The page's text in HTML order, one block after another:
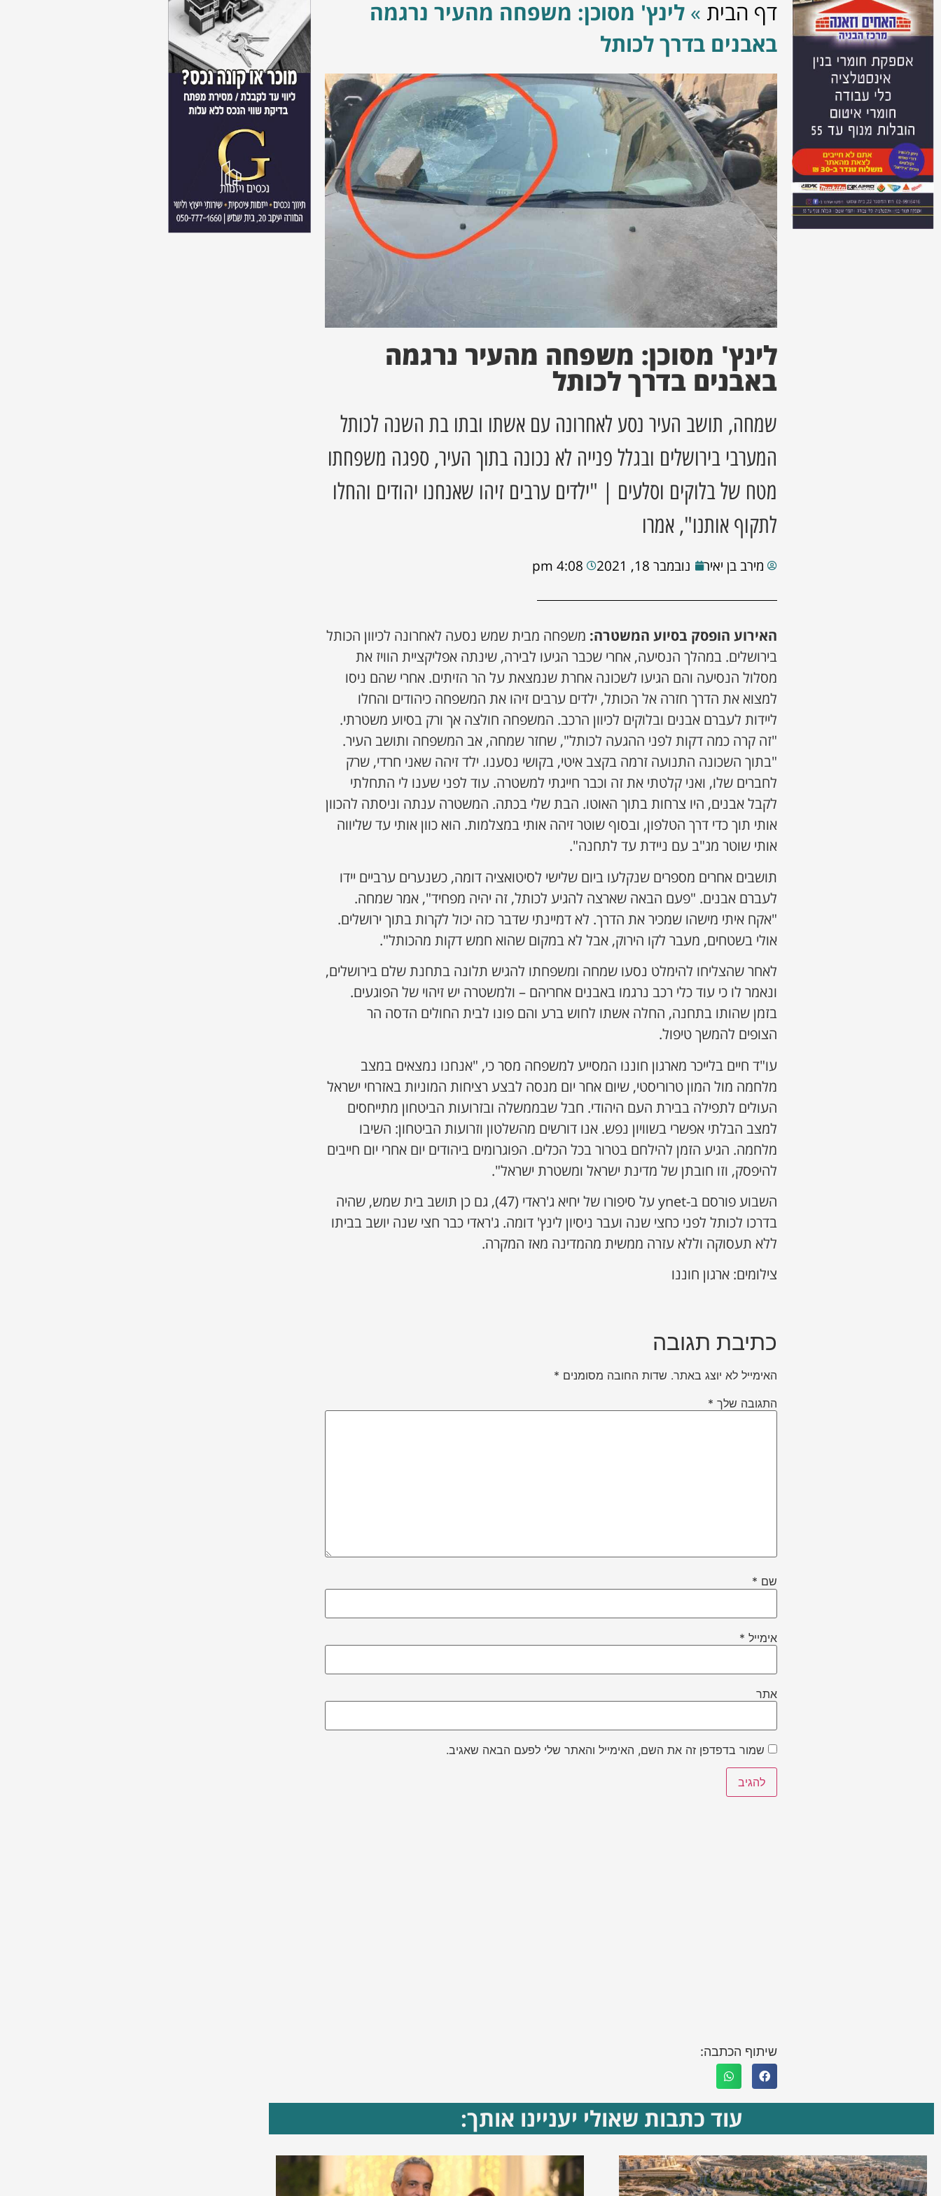
דף הבית »לינץ' מסוכן: משפחה מהעיר נרגמה
באבנים בדרך לכותל
לינץ' מסוכן: משפחה מהעיר נרגמה
באבנים בדרך לכותל
שמחה, תושב העיר נסע לאחרונה עם אשתו ובתו בת השנה לכותל
המערבי בירושלים ובגלל פנייה לא נכונה בתוך העיר, ספגה משפחתו
מטח של בלוקים וסלעים | "ילדים ערבים זיהו שאנחנו יהודים והחלו
לתקוף אותנו", אמרו
מירב בן יאיר נובמבר 18, 2021 4:08 pm
האירוע הופסק בסיוע המשטרה: משפחה מבית שמש נסעה לאחרונה לכיוון הכותל
בירושלים. במהלך הנסיעה, אחרי שכבר הגיעו לבירה, שינתה אפליקציית הוויז את
מסלול הנסיעה והם הגיעו לשכונה אחרת שנמצאת על הר הזיתים. אחרי שהם ניסו
למצוא את הדרך חזרה אל הכותל, ילדים ערבים זיהו את המשפחה כיהודים והחלו
ליידות לעברם אבנים ובלוקים לכיוון הרכב. המשפחה חולצה אך ורק בסיוע משטרתי.
"זה קרה כמה דקות לפני ההגעה לכותל", שחזר שמחה, אב המשפחה ותושב העיר.
"בתוך השכונה התנועה זרמה בקצב איטי, בקושי נסענו. ילד זיהה שאני חרדי, שרק
לחברים שלו, ואני קלטתי את זה וכבר חייגתי למשטרה. עוד לפני שענו לי התחלתי
לקבל אבנים, היו צרחות בתוך האוטו. הבת שלי בכתה. המשטרה ענתה וניסתה להכוון
אותי תוך כדי דרך הטלפון, ובסוף שוטר זיהה אותי במצלמות. הוא כוון אותי עד שליווה
אותי שוטר מג"ב עם ניידת עד לתחנה".
תושבים אחרים מספרים שנקלעו ביום שלישי לסיטואציה דומה, כשנערים ערביים יידו
לעברם אבנים. "פעם הבאה שארצה להגיע לכותל, זה יהיה מפחיד", אמר שמחה.
"אקח איתי מישהו שמכיר את הדרך. לא דמיינתי שדבר כזה יכול לקרות בתוך ירושלים.
אולי בשטחים, מעבר לקו הירוק, אבל לא במקום שהוא חמש דקות מהכותל".
לאחר שהצליחו להימלט נסעו שמחה ומשפחתו להגיש תלונה בתחנת שלם בירושלים,
ונאמר לו כי עוד כלי רכב נרגמו באבנים אחריהם – ולמשטרה יש זיהוי של הפוגעים.
בזמן שהותו בתחנה, החלה אשתו לחוש ברע והם פונו לבית החולים הדסה הר
הצופים להמשך טיפול.
עו"ד חיים בלייכר מארגון חוננו המסייע למשפחה מסר כי, "אנחנו נמצאים במצב
מלחמה מול המון טרוריסטי, שיום אחר יום מנסה לבצע רציחות המוניות באזרחי ישראל
העולים לתפילה בבירת העם היהודי. חבל שבממשלה ובזרועות הביטחון מתייחסים
למצב הבלתי אפשרי בשוויון נפש. אנו דורשים מהשלטון וזרועות הביטחון: השיבו
מלחמה. הגיע הזמן להילחם בטרור בכל הכלים. הפוגרומים ביהודים יום אחרי יום חייבים
להיפסק, וזו חובתן של מדינת ישראל ומשטרת ישראל".
השבוע פורסם ב-ynet על סיפורו של יחיא ג'ראדי (47), גם כן תושב בית שמש, שהיה
בדרכו לכותל לפני כחצי שנה ועבר ניסיון לינץ' דומה. ג'ראדי כבר חצי שנה יושב בביתו
ללא תעסוקה וללא עזרה ממשית מהמדינה מאז המקרה.
צילומים: ארגון חוננו
כתיבת תגובה
האימייל לא יוצג באתר. שדות החובה מסומנים *
התגובה שלך *
שם *
אימייל *
אתר
שמור בדפדפן זה את השם, האימייל והאתר שלי לפעם הבאה שאגיב.
שיתוף הכתבה:
עוד כתבות שאולי יעניינו אותך: